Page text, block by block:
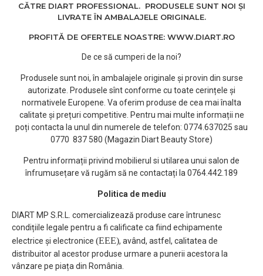
CĂTRE DIART PROFESSIONAL. PRODUSELE SUNT NOI ȘI
LIVRATE ÎN AMBALAJELE ORIGINALE.
PROFITĂ DE OFERTELE NOASTRE: WWW.DIART.RO
De ce să cumperi de la noi?
Produsele sunt noi, în ambalajele originale și provin din surse
autorizate. Produsele sînt conforme cu toate cerințele și
normativele Europene. Va oferim produse de cea mai înalta
calitate și prețuri competitive. Pentru mai multe informații ne
poți contacta la unul din numerele de telefon: 0774.637025 sau
0770 837 580 (Magazin Diart Beauty Store)
Pentru informații privind mobilierul si utilarea unui salon de
înfrumusețare vă rugăm să ne contactați la 0764.442.189
Politica de mediu
DIART MP S.R.L. comercializează produse care întrunesc
condițiile legale pentru a fi calificate ca fiind echipamente
electrice și electronice (EEE), având, astfel, calitatea de
distribuitor al acestor produse urmare a punerii acestora la
vânzare pe piața din România.